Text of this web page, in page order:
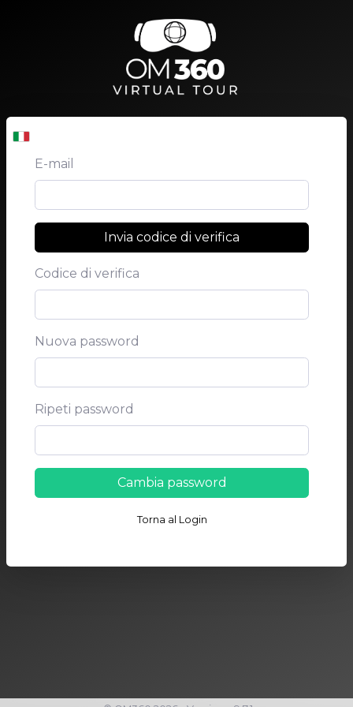
E-mail
Invia codice di verifica
Codice di verifica
Nuova password
Ripeti password
Cambia password
Torna al Login